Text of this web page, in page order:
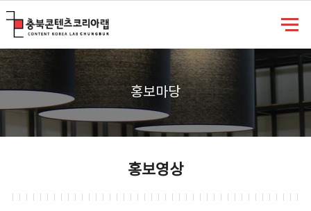
홍보마당
홍보영상